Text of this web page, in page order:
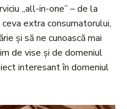
„all-in-one” – de la
extra consumatorului,
și să ne cunoască mai
de vise și de domeniul
interesant în domeniul